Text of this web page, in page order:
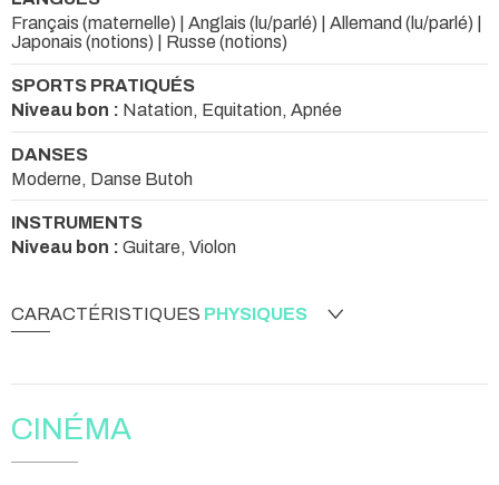
Français (maternelle) | Anglais (lu/parlé) | Allemand (lu/parlé) |
Japonais (notions) | Russe (notions)
SPORTS PRATIQUÉS
Niveau bon : Natation, Equitation, Apnée
DANSES
Moderne, Danse Butoh
INSTRUMENTS
Niveau bon : Guitare, Violon
CARACTÉRISTIQUES PHYSIQUES
CINÉMA